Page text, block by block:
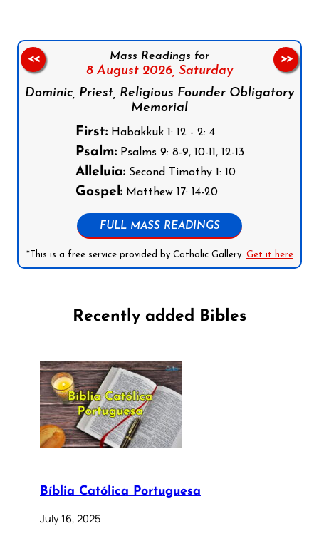
Mass Readings for
8 August 2026, Saturday
Dominic, Priest, Religious Founder Obligatory
Memorial
First:Habakkuk 1: 12 - 2: 4
Psalm:Psalms 9: 8-9, 10-11, 12-13
Alleluia:Second Timothy 1: 10
Gospel:Matthew 17: 14-20
FULL MASS READINGS
*This is a free service provided by Catholic Gallery. Get it here
<< >>
Recently added Bibles
Bíblia Católica Portuguesa
July 16, 2025